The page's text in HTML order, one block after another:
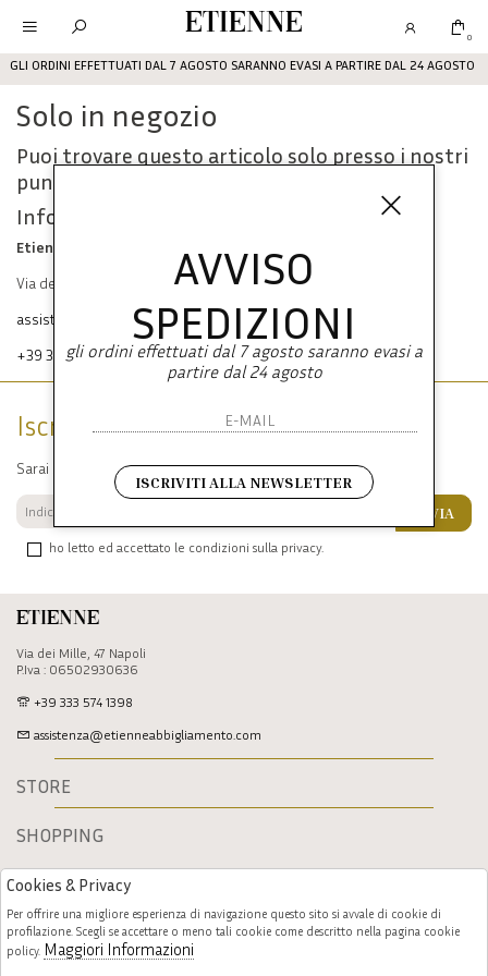
GLI ORDINI EFFETTUATI DAL 7 AGOSTO SARANNO EVASI A PARTIRE DAL 24 AGOSTO
Etienne 0
Solo in negozio
Puoi trovare questo articolo solo presso i nostri
punti vendita:
Info contatti
Etienne srl
Via dei Mille, 47 80121 Napoli
assistenza@etienneabbigliamento.com
+39 333 574 1398
Etienne
Via dei Mille, 47 Napoli
P.Iva : 06502930636
+39 333 574 1398
assistenza@etienneabbigliamento.com
STORE
SHOPPING
Iscriviti alla newsletter
Sarai sempre aggiornato su offerte e promozioni.
ho letto ed accettato le condizioni sulla privacy.
INVIA
AVVISO
SPEDIZIONI
gli ordini effettuati dal 7 agosto saranno evasi a
partire dal 24 agosto
ISCRIVITI ALLA NEWSLETTER
Cookies & Privacy
Per offrire una migliore esperienza di navigazione questo sito si avvale di cookie di
profilazione. Scegli se accettare o meno tali cookie come descritto nella pagina cookie
policy. Maggiori Informazioni